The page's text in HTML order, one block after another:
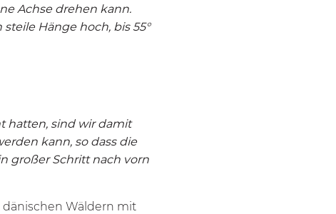
Achse drehen kann.
Hänge hoch, bis 55°
hatten, sind wir damit
kann, so dass die
großer Schritt nach vorn
Wäldern mit